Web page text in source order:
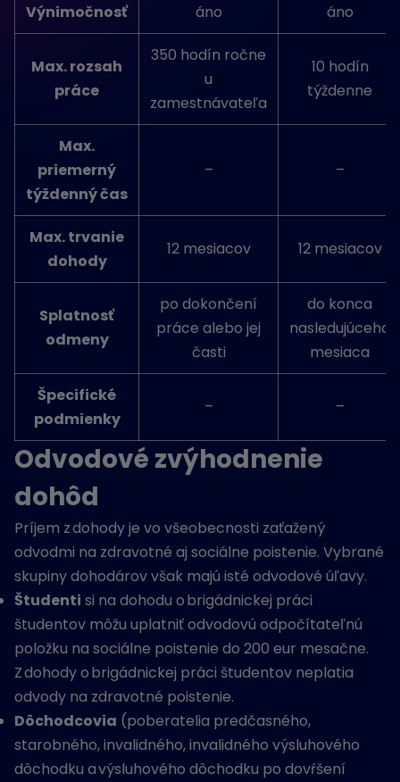
Výnimočnosť áno áno
Max. rozsah
práce
350 hodín ročne
u
zamestnávateľa
10 hodín
týždenne
Max.
priemerný
týždenný čas
– –
Max. trvanie
dohody
12 mesiacov 12 mesiacov
Splatnosť
odmeny
po dokončení
práce alebo jej
časti
do konca
nasledujúceho
mesiaca
Špecifické
podmienky
– –
Odvodové zvýhodnenie
dohôd
Príjem z dohody je vo všeobecnosti zaťažený
odvodmi na zdravotné aj sociálne poistenie. Vybrané
skupiny dohodárov však majú isté odvodové úľavy.
Študenti si na dohodu o brigádnickej práci
študentov môžu uplatniť odvodovú odpočítateľnú
položku na sociálne poistenie do 200 eur mesačne.
Z dohody o brigádnickej práci študentov neplatia
odvody na zdravotné poistenie.
Dôchodcovia (poberatelia predčasného,
starobného, invalidného, invalidného výsluhového
dôchodku a výsluhového dôchodku po dovŕšení